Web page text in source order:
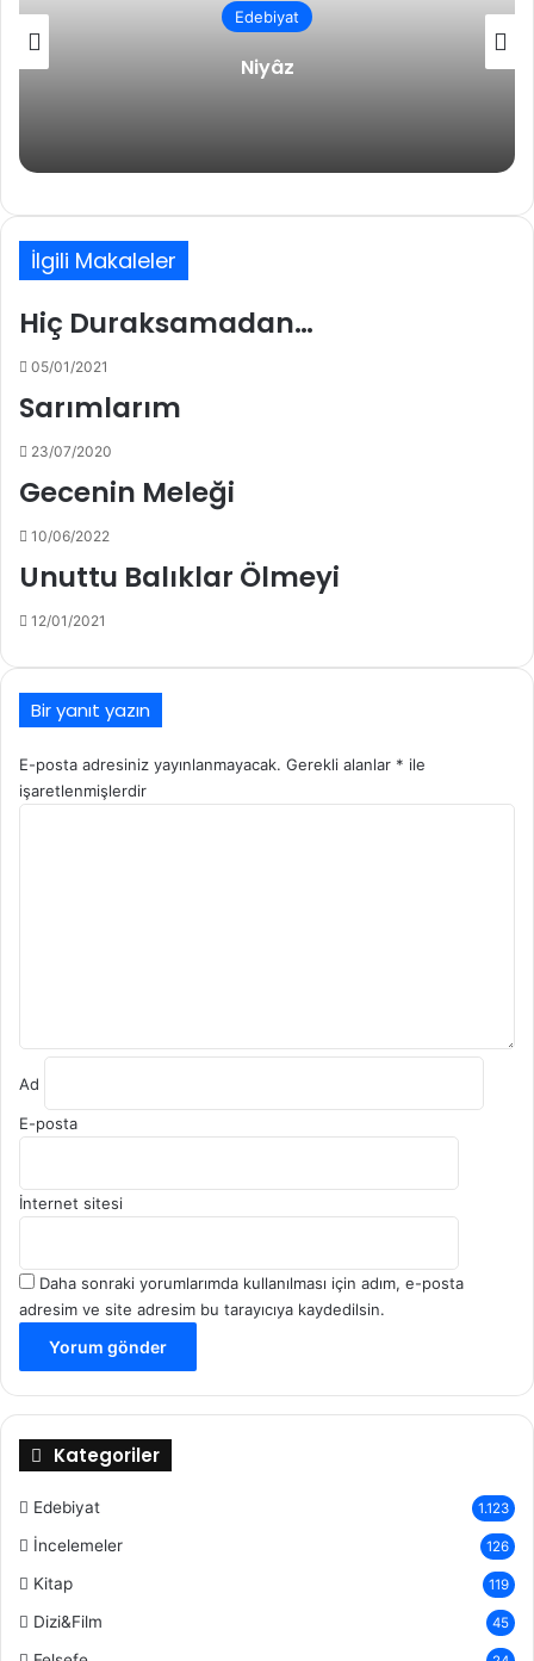
Edebiyat
Niyâz
İlgili Makaleler
Hiç Duraksamadan…
05/01/2021
Sarımlarım
23/07/2020
Gecenin Meleği
10/06/2022
Unuttu Balıklar Ölmeyi
12/01/2021
Bir yanıt yazın
E-posta adresiniz yayınlanmayacak. Gerekli alanlar * ile
işaretlenmişlerdir
Ad
E-posta
İnternet sitesi
Daha sonraki yorumlarımda kullanılması için adım, e-posta
adresim ve site adresim bu tarayıcıya kaydedilsin.
Kategoriler
Edebiyat 1.123
İncelemeler 126
Kitap 119
Dizi&Film 45